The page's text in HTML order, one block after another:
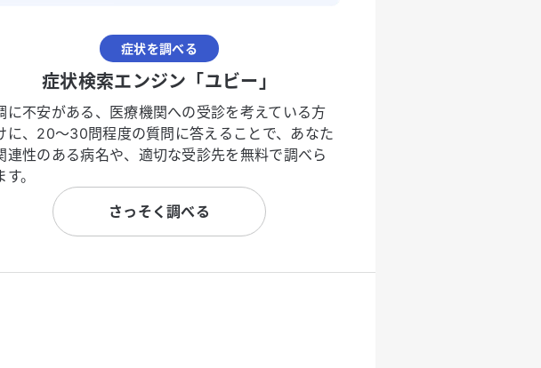
症状を調べる
症状検索エンジン「ユビー」
に不安がある、医療機関への受診を考えている方
に、20〜30問程度の質問に答えることで、あなた
連性のある病名や、適切な受診先を無料で調べら
。
さっそく調べる